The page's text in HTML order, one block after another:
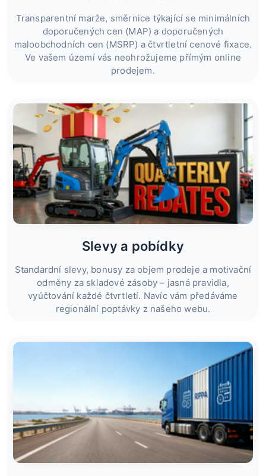
Transparentní marže, směrnice týkající se minimálních
doporučených cen (MAP) a doporučených
maloobchodních cen (MSRP) a čtvrtletní cenové fixace.
Ve vašem území vás neohrožujeme přímým online
prodejem.
Slevy a pobídky
Standardní slevy, bonusy za objem prodeje a motivační
odměny za skladové zásoby – jasná pravidla,
vyúčtování každé čtvrtletí. Navíc vám předáváme
regionální poptávky z našeho webu.